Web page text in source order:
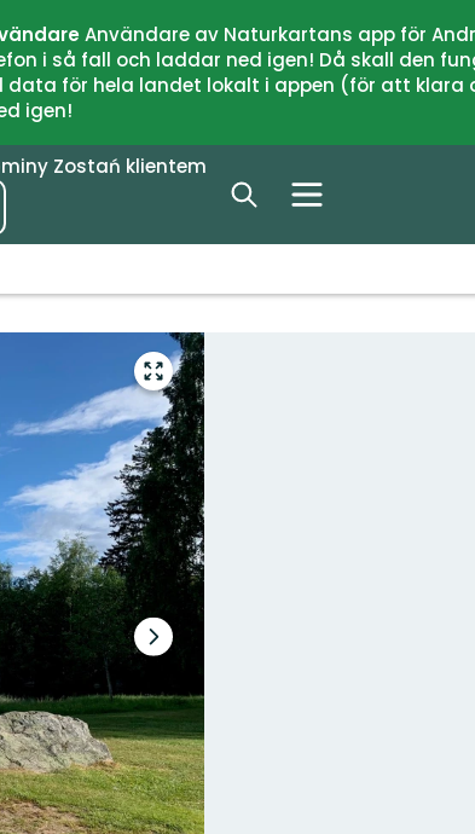
Användare av Naturkartans app för
i så fall och laddar ned igen! Då skall den
data för hela landet lokalt i appen (för att
igen!
Zostań klientem
Przejdź
do
trybu
pełnoekranowego
Następny